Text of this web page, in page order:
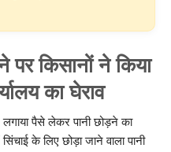
किसानों ने किया
का घेराव
पैसे लेकर पानी छोड़ने का
के लिए छोड़ा जाने वाला पानी